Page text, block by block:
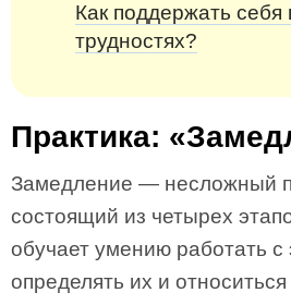
Как поддержать
трудностях?
Практика:
Замедление — несложный
состоящий из четырех
обучает умению работать
определять их и относиться